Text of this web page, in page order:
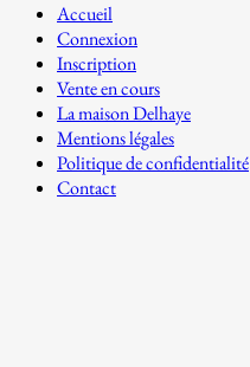
Accueil
Connexion
Inscription
Vente en cours
La maison Delhaye
Mentions légales
Politique de confidentialité
Contact